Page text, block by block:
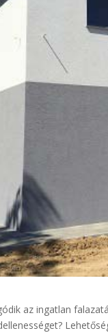
az ingatlan